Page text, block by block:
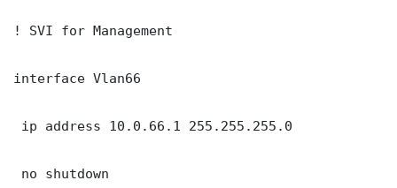
! SVI for Management
interface Vlan66
ip address 10.0.66.1 255.255.255.0
no shutdown